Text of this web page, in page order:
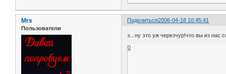
Поделиться2006-04-18 10:45:41
Mrs
Пользователи
э...ну это уж черезчур!что вы из нас
0